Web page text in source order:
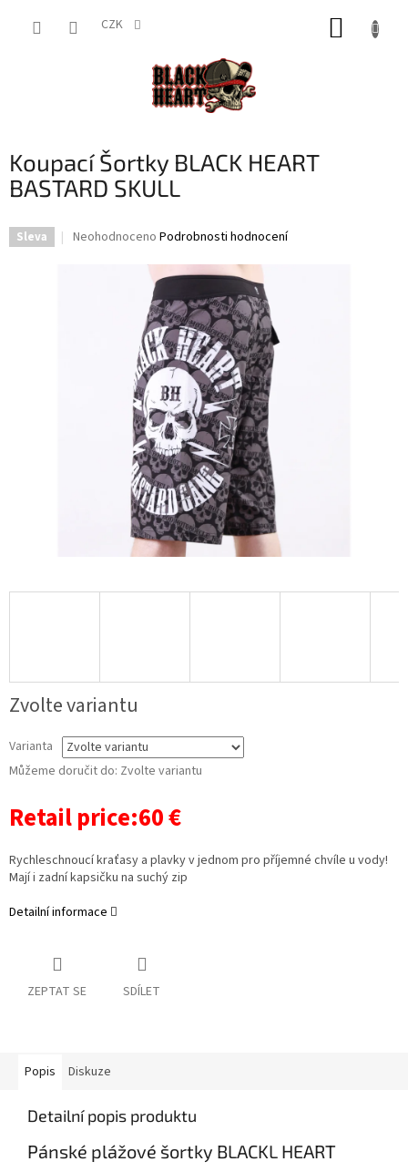
CZK
Koupací Šortky BLACK HEART
BASTARD SKULL
Sleva
Průměrné
Neohodnoceno Podrobnosti hodnocení
Zvolte variantu
Varianta
Můžeme doručit do: Zvolte variantu
Retail price:60 €
Rychleschnoucí kraťasy a plavky v jednom pro příjemné chvíle u vody!
Mají i zadní kapsičku na suchý zip
Detailní informace
ZEPTAT SE SDÍLET
Popis Diskuze
Detailní popis produktu
Pánské plážové šortky BLACKL HEART